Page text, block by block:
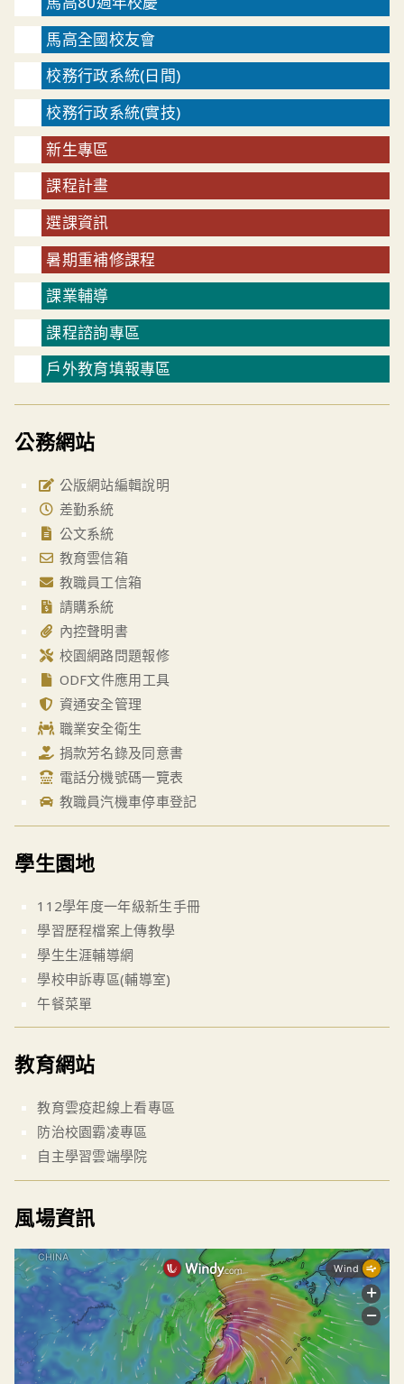
馬高全國校友會
校務行政系統(日間)
校務行政系統(實技)
新生專區
課程計畫
選課資訊
暑期重補修課程
課業輔導
課程諮詢專區
戶外教育填報專區
公務網站
公版網站編輯說明
差勤系統
公文系統
教育雲信箱
教職員工信箱
請購系統
內控聲明書
校園網路問題報修
ODF文件應用工具
資通安全管理
職業安全衛生
捐款芳名錄及同意書
電話分機號碼一覽表
教職員汽機車停車登記
學生園地
112學年度一年級新生手冊
學習歷程檔案上傳教學
學生生涯輔導網
學校申訴專區(輔導室)
午餐菜單
教育網站
教育雲疫起線上看專區
防治校園霸凌專區
自主學習雲端學院
風場資訊